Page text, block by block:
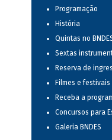
Programação
História
Quintas no
Sextas
Reserva de
Filmes e
Receba a
Concursos para
Galeria BNDES